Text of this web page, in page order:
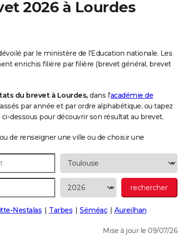
2026 à Lourdes
par le ministère de l'Education nationale. Les
enrichis filière par filière (brevet général, brevet
du brevet à Lourdes, dans l'académie de
par année et par ordre alphabétique, ou tapez
dessous pour découvrir son résultat au brevet.
de renseigner une ville ou de choisir une
Nestalas Tarbes Séméac Aureilhan
Mise à jour le 09/07/26